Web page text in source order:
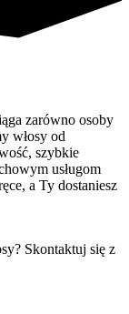
zarówno osoby
włosy od
szybkie
usługom
a Ty dostaniesz
Skontaktuj się z